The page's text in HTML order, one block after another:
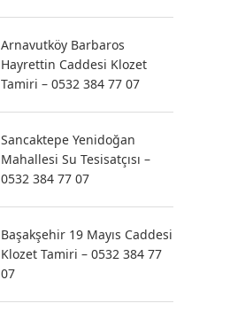
Arnavutköy Barbaros
Hayrettin Caddesi Klozet
Tamiri – 0532 384 77 07
Sancaktepe Yenidoğan
Mahallesi Su Tesisatçısı –
0532 384 77 07
Başakşehir 19 Mayıs Caddesi
Klozet Tamiri – 0532 384 77
07